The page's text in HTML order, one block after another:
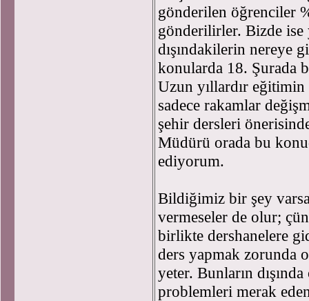
gönderilen öğrenciler
gönderilirler. Bizde
dışındakilerin nereye
konularda 18. Şurada
Uzun yıllardır
sadece rakamlar
şehir dersleri
Müdürü orada bu
ediyorum.
Bildiğimiz bir şey
vermeseler de olur;
birlikte dershanelere
ders yapmak zorunda
yeter. Bunların
problemleri merak